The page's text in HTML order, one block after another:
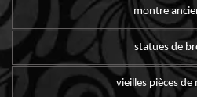
montre
statues de
vieilles pièces de